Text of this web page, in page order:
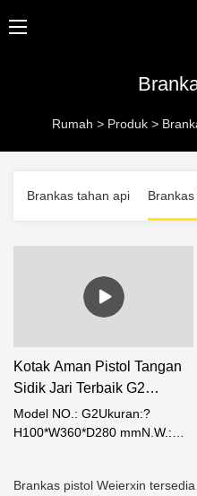
Rumah > Produk >
Brankas tahan api
Brankas pistol Weierxin
Kotak Aman Pistol Tangan
Sidik Jari Terbaik G2
Perusahaan Portabel Akses
Cepat - Weierxin Safe
Model NO.: G2Ukuran:?
H100*W360*D280 mmN.W.: